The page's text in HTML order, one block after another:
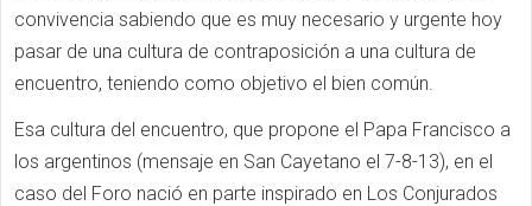
convivencia sabiendo que es muy necesario y urgente hoy
pasar de una cultura de contraposición a una cultura de
encuentro, teniendo como objetivo el bien común.
Esa cultura del encuentro, que propone el Papa Francisco a
los argentinos (mensaje en San Cayetano el 7-8-13), en el
caso del Foro nació en parte inspirado en Los Conjurados